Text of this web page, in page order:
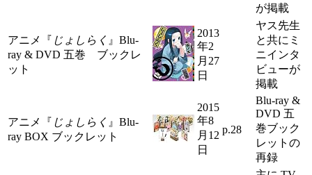
が掲載
アニメ『 じょしらく 』Blu-
ray & DVD 五巻 ブックレ
ット
2013
年2
月27
日
ヤス先生
と共にミ
ニインタ
ビューが
掲載
アニメ『 じょしらく 』Blu-
ray BOX ブックレット
2015
年8
月12
日
p.28
Blu-ray &
DVD 五
巻ブック
レットの
再録